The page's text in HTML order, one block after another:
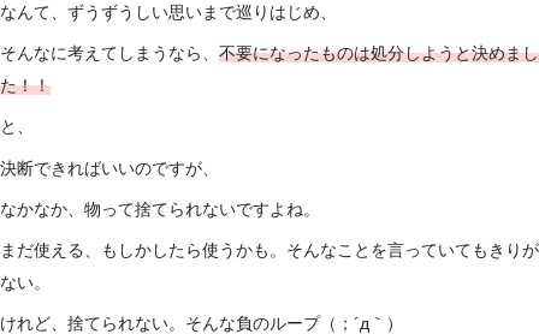
なんて、ずうずうしい思いまで巡りはじめ、
そんなに考えてしまうなら、 不要になったものは処分しようと決めまし
た！！
と、
決断できればいいのですが、
なかなか、物って捨てられないですよね。
まだ使える、もしかしたら使うかも。そんなことを言っていてもきりが
ない。
けれど、捨てられない。そんな負のループ（；´д｀）ゞ